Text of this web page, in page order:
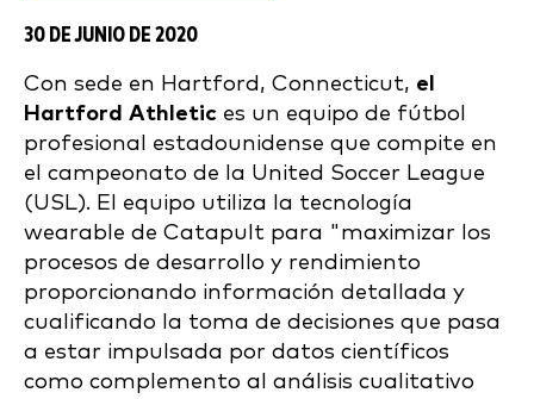
30 DE JUNIO DE 2020
Con sede en Hartford, Connecticut, el
Hartford Athletic es un equipo de fútbol
profesional estadounidense que compite en
el campeonato de la United Soccer League
(USL). El equipo utiliza la tecnología
wearable de Catapult para "maximizar los
procesos de desarrollo y rendimiento
proporcionando información detallada y
cualificando la toma de decisiones que pasa
a estar impulsada por datos científicos
como complemento al análisis cualitativo